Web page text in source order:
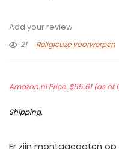
Add your review
21
Religieuze voorwerpen
Amazon.nl Price:$55.61(as of
Shipping.